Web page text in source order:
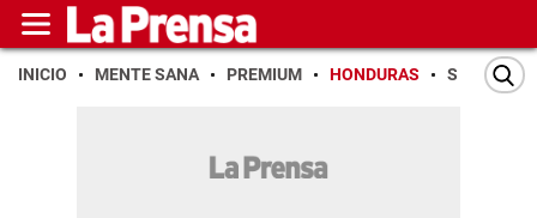
INICIO MENTE SANA PREMIUM HONDURAS SAN PEDRO